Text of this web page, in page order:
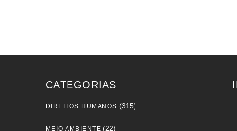
CATEGORIAS
DIREITOS HUMANOS (315)
MEIO AMBIENTE (22)